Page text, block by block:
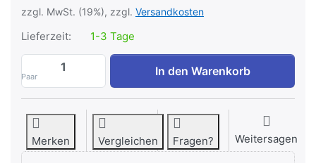
zzgl. MwSt. (19%), zzgl. Versandkosten
Lieferzeit: 1-3 Tage
Paar
POWER-EXTREME Hexagon-
In den Warenkorb
Merken Vergleichen Fragen? Weitersagen